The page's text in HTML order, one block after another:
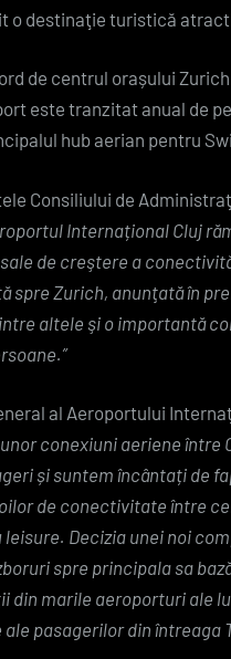
o destinaţie turistică
de centrul orașului
este tranzitat anual de
hub aerian pentru
Consiliului de
Internațional Cluj
de creştere a
spre Zurich, anunţată în
altele şi o importantă
al Aeroportului
conexiuni aeriene între
și suntem încântați de
de conectivitate între
Decizia unei noi
spre principala sa
din marile aeroporturi ale
pasagerilor din întreaga